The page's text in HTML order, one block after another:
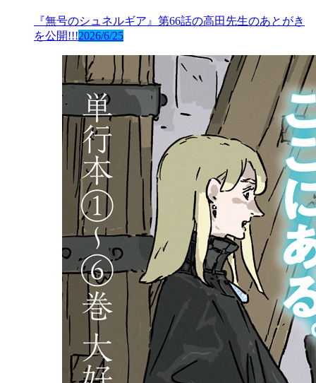
『無号のシュネルギア』第66話の高田先生のあとがき
を公開!!!2026/6/25